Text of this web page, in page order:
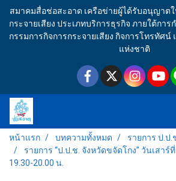
สมาคมสื่อช่อสะอาด เครือข่ายผู้ได้รับอนุญาต
กระจายเสียง ประเภทบริการธุรกิจ ภายใต้กา
กรรมการกิจการกระจายเสียง กิจการโทรทัศ
แห่งชาติ
หน้าแรก บทความทั้งหมด
รายการ ป.ป.
รายการ “ป.ป.ช. จังหวัดขจัดโกง” วันเสาร์
19.30-20.00 น.